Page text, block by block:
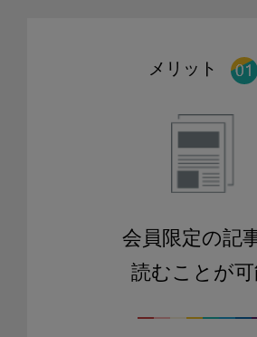
メリット
会員限定の記
読むことが